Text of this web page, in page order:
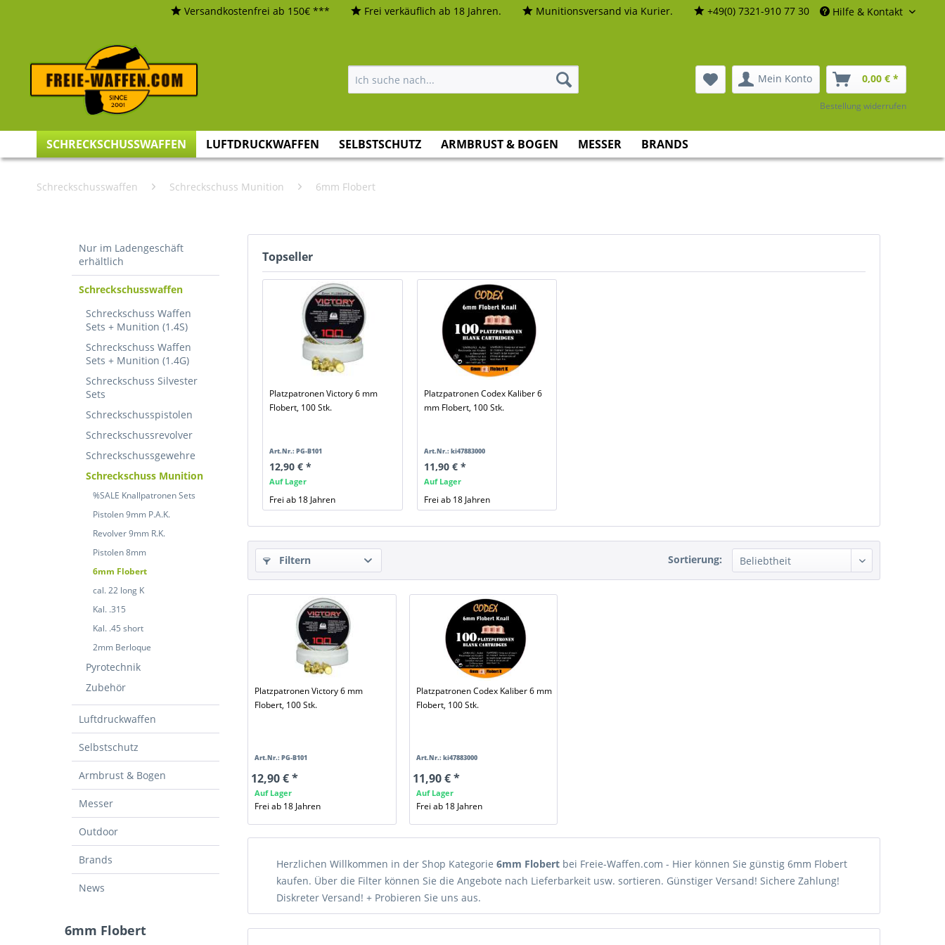
Hilfe & Kontakt
Versandkostenfrei ab 150€ *** Frei verkäuflich ab 18 Jahren. Munitionsversand via Kurier. +49(0) 7321-910 77 30
Mein Konto 0,00 € *
Bestellung widerrufen
SCHRECKSCHUSSWAFFEN LUFTDRUCKWAFFEN SELBSTSCHUTZ ARMBRUST & BOGEN MESSER BRANDS
Schreckschusswaffen Schreckschuss Munition 6mm Flobert
Nur im Ladengeschäft
erhältlich
Schreckschusswaffen
Schreckschuss Waffen
Sets + Munition (1.4S)
Schreckschuss Waffen
Sets + Munition (1.4G)
Schreckschuss Silvester
Sets
Schreckschusspistolen
Schreckschussrevolver
Schreckschussgewehre
Schreckschuss Munition
%SALE Knallpatronen Sets
Pistolen 9mm P.A.K.
Revolver 9mm R.K.
Pistolen 8mm
6mm Flobert
cal. 22 long K
Kal. .315
Kal. .45 short
2mm Berloque
Pyrotechnik
Zubehör
Luftdruckwaffen
Selbstschutz
Armbrust & Bogen
Messer
Outdoor
Brands
News
6mm Flobert
Topseller
Platzpatronen Victory 6 mm
Flobert, 100 Stk.
Art.Nr.: PG-B101
12,90 € *
Auf Lager
Frei ab 18 Jahren
Platzpatronen Codex Kaliber 6
mm Flobert, 100 Stk.
Art.Nr.: ki47883000
11,90 € *
Auf Lager
Frei ab 18 Jahren
Filtern Sortierung:
Platzpatronen Victory 6 mm
Flobert, 100 Stk.
Art.Nr.: PG-B101
12,90 € *
Auf Lager
Frei ab 18 Jahren
Platzpatronen Codex Kaliber 6 mm
Flobert, 100 Stk.
Art.Nr.: ki47883000
11,90 € *
Auf Lager
Frei ab 18 Jahren
Herzlichen Willkommen in der Shop Kategorie 6mm Flobert bei Freie-Waffen.com - Hier können Sie günstig 6mm Flobert
kaufen. Über die Filter können Sie die Angebote nach Lieferbarkeit usw. sortieren. Günstiger Versand! Sichere Zahlung!
Diskreter Versand! + Probieren Sie uns aus.